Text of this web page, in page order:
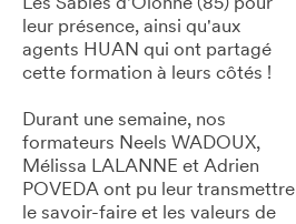
Les Sables d'Olonne (85) pour
leur présence, ainsi qu'aux
agents HUAN qui ont partagé
cette formation à leurs côtés !
Durant une semaine, nos
formateurs Neels WADOUX,
Mélissa LALANNE et Adrien
POVEDA ont pu leur transmettre
le savoir-faire et les valeurs de